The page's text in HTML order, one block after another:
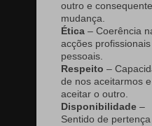
outro e consequente
mudança.
Ética – Coerência
acções profissionais
pessoais.
Respeito –
de nos aceitarmos e
aceitar o outro.
Disponibilidade –
Sentido de pertença